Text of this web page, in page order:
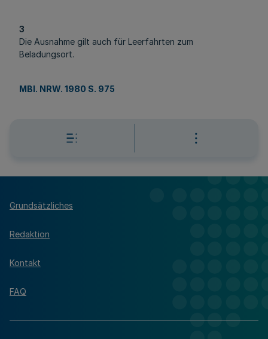
3
Die Ausnahme gilt auch für Leerfahrten zum
Beladungsort.
MBl. NRW. 1980 S. 975
Grundsätzliches
Redaktion
Kontakt
FAQ